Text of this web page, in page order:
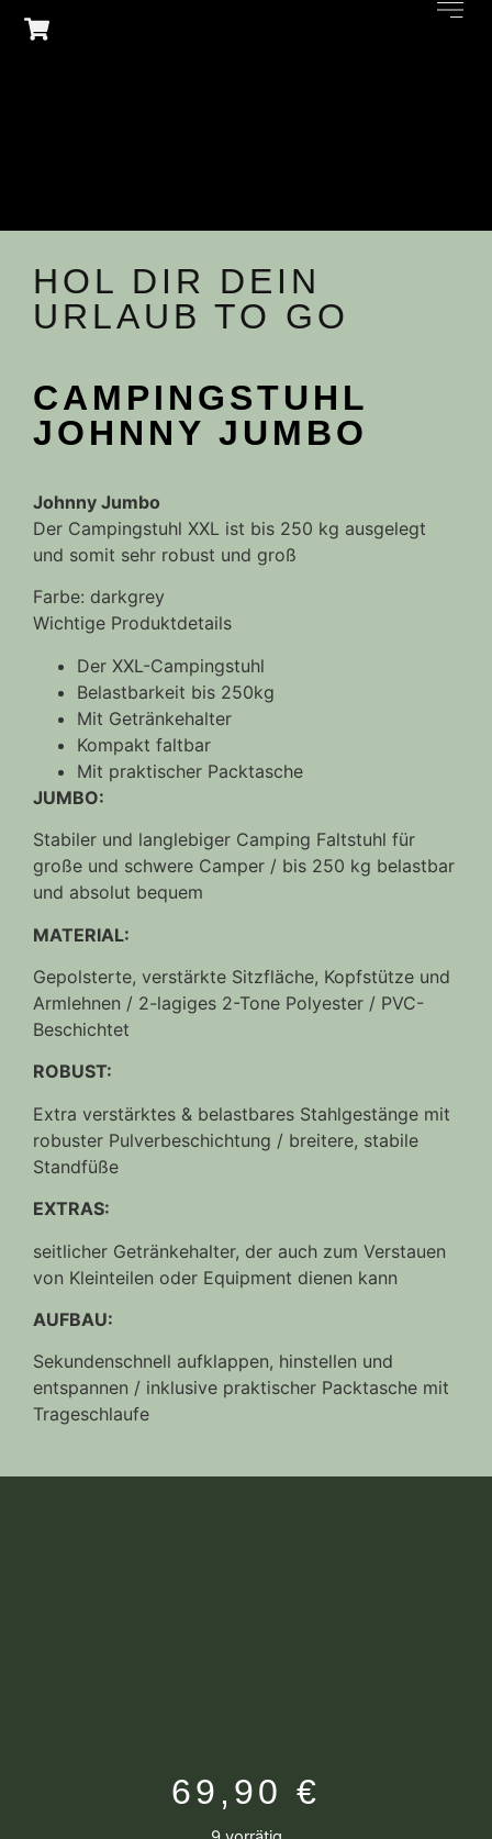
HOL DIR DEIN
URLAUB TO GO
CAMPINGSTUHL
JOHNNY JUMBO
Johnny Jumbo
Der Campingstuhl XXL ist bis 250 kg ausgelegt
und somit sehr robust und groß
Farbe: darkgrey
Wichtige Produktdetails
Der XXL-Campingstuhl
Belastbarkeit bis 250kg
Mit Getränkehalter
Kompakt faltbar
Mit praktischer Packtasche
JUMBO:
Stabiler und langlebiger Camping Faltstuhl für
große und schwere Camper / bis 250 kg belastbar
und absolut bequem
MATERIAL:
Gepolsterte, verstärkte Sitzfläche, Kopfstütze und
Armlehnen / 2-lagiges 2-Tone Polyester / PVC-
Beschichtet
ROBUST:
Extra verstärktes & belastbares Stahlgestänge mit
robuster Pulverbeschichtung / breitere, stabile
Standfüße
EXTRAS:
seitlicher Getränkehalter, der auch zum Verstauen
von Kleinteilen oder Equipment dienen kann
AUFBAU:
Sekundenschnell aufklappen, hinstellen und
entspannen / inklusive praktischer Packtasche mit
Trageschlaufe
69,90 €